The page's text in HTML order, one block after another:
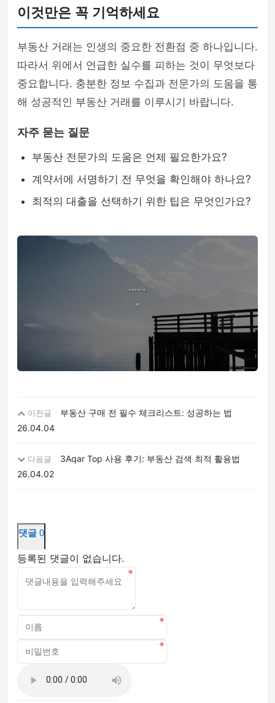
이것만은 꼭 기억하세요
부동산 거래는 인생의 중요한 전환점 중 하나입니다.
따라서 위에서 언급한 실수를 피하는 것이 무엇보다
중요합니다. 충분한 정보 수집과 전문가의 도움을 통
해 성공적인 부동산 거래를 이루시기 바랍니다.
자주 묻는 질문
부동산 전문가의 도움은 언제 필요한가요?
계약서에 서명하기 전 무엇을 확인해야 하나요?
최적의 대출을 선택하기 위한 팁은 무엇인가요?
이전글
부동산 구매 전 필수 체크리스트: 성공하는 법
26.04.04
다음글
3Aqar Top 사용 후기: 부동산 검색 최적 활용법
26.04.02
댓글 0
등록된 댓글이 없습니다.